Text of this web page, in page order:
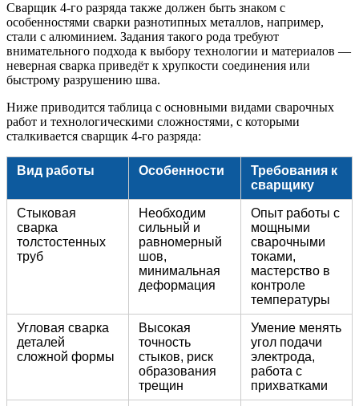
Сварщик 4-го разряда также должен быть знаком с
особенностями сварки разнотипных металлов, например,
стали с алюминием. Задания такого рода требуют
внимательного подхода к выбору технологии и материалов —
неверная сварка приведёт к хрупкости соединения или
быстрому разрушению шва.
Ниже приводится таблица с основными видами сварочных
работ и технологическими сложностями, с которыми
сталкивается сварщик 4-го разряда:
Вид работы Особенности
Требования к
сварщику
Стыковая
сварка
толстостенных
труб
Необходим
сильный и
равномерный
шов,
минимальная
деформация
Опыт работы с
мощными
сварочными
токами,
мастерство в
контроле
температуры
Угловая сварка
деталей
сложной формы
Высокая
точность
стыков, риск
образования
трещин
Умение менять
угол подачи
электрода,
работа с
прихватками